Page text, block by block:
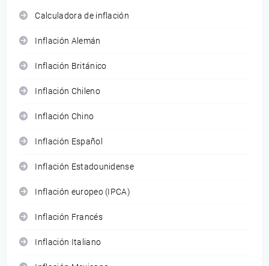
Calculadora de inflación
Inflación Alemán
Inflación Británico
Inflación Chileno
Inflación Chino
Inflación Español
Inflación Estadounidense
Inflación europeo (IPCA)
Inflación Francés
Inflación Italiano